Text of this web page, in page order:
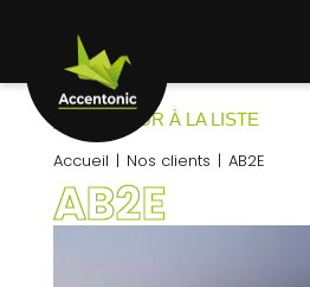
Accueil Nos clients AB2E
AB2E
RETOUR À LA LISTE